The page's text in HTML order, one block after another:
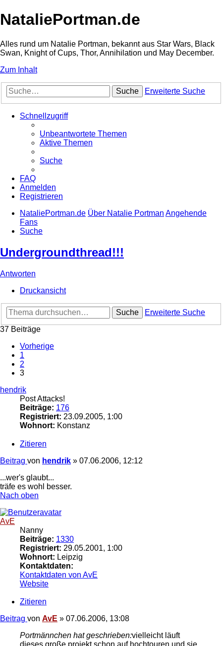
NataliePortman.de
Alles rund um Natalie Portman, bekannt aus Star Wars, Black
Swan, Knight of Cups, Thor, Annihilation und May December.
Zum Inhalt
Suche Erweiterte Suche
Schnellzugriff
Unbeantwortete Themen
Aktive Themen
Suche
FAQ
Anmelden
Registrieren
NataliePortman.de Über Natalie Portman Angehende
Fans
Suche
Undergroundthread!!!
Antworten
Druckansicht
Suche
Erweiterte Suche
37 Beiträge
Vorherige
1
2
3
hendrik
Post Attacks!
Beiträge: 176
Registriert: 23.09.2005, 1:00
Wohnort: Konstanz
Zitieren
Beitrag von hendrik » 07.06.2006, 12:12
...wer's glaubt...
träfe es wohl besser.
Nach oben
AvE
Nanny
Beiträge: 1330
Registriert: 29.05.2001, 1:00
Wohnort: Leipzig
Kontaktdaten:
Kontaktdaten von AvE
Website
Zitieren
Beitrag von AvE » 07.06.2006, 13:08
Portmännchen hat geschrieben:vielleicht läuft